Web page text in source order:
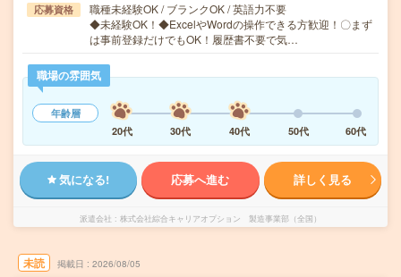
応募資格
職種未経験OK / ブランクOK / 英語力不要
◆未経験OK！◆ExcelやWordの操作できる方歓迎！〇まず
は事前登録だけでもOK！履歴書不要で気…
職場の雰囲気
年齢層
20代
30代 40代 50代 60代
気になる! 応募へ進む 詳しく見る
派遣会社 株式会社綜合キャリアオプション 製造事業部（全国）
未読 掲載日 2026/08/05